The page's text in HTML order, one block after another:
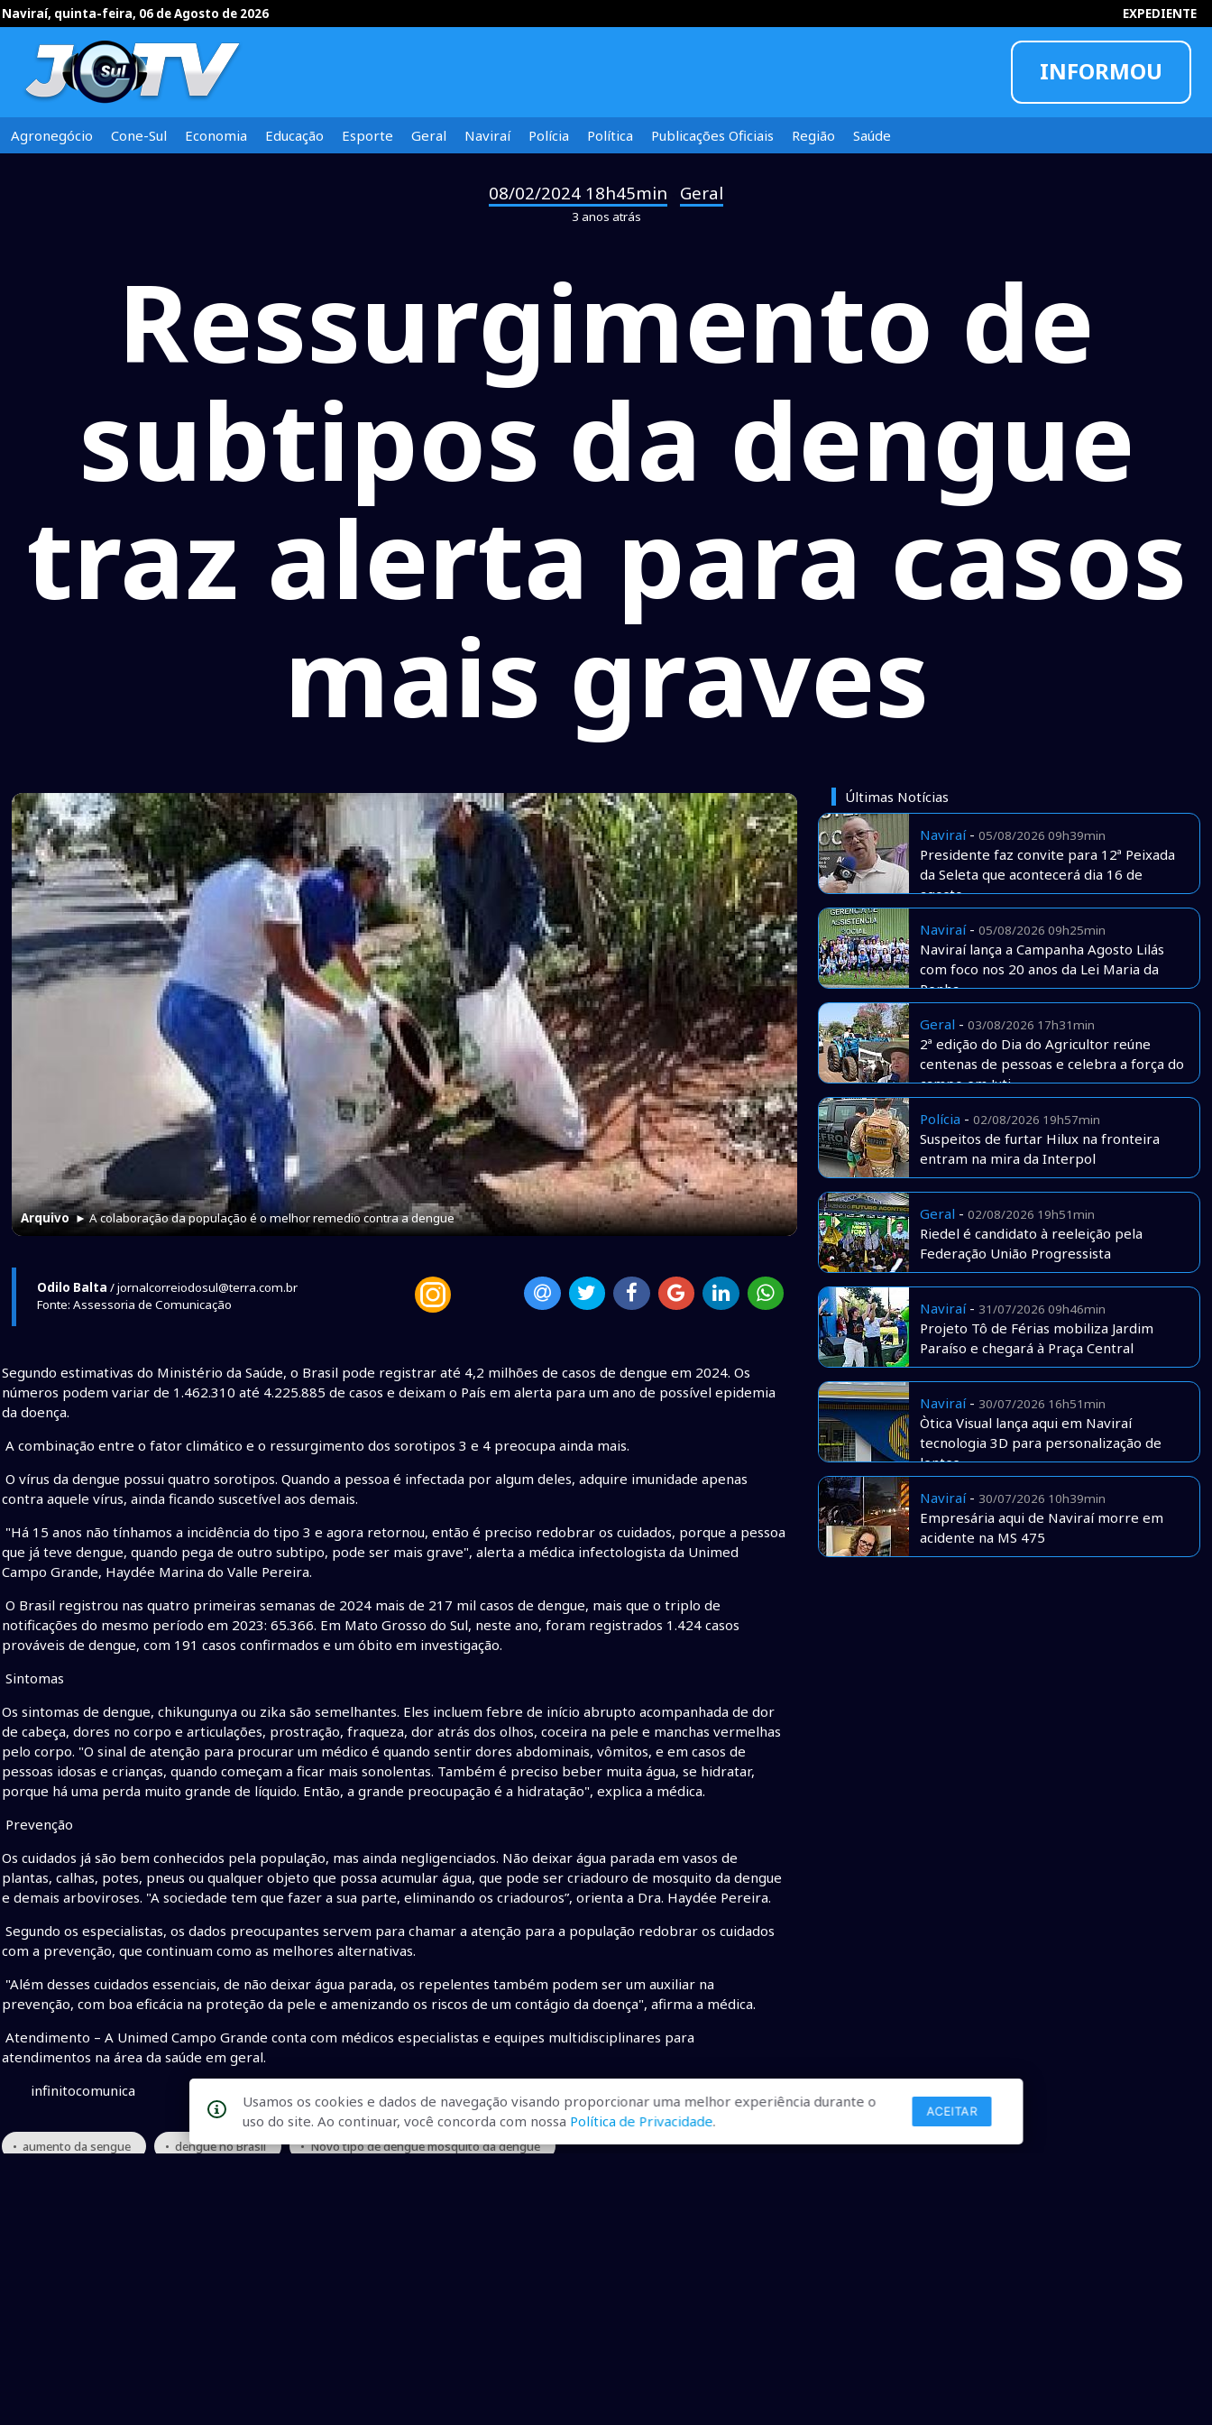
Naviraí, quinta-feira, 06 de Agosto de 2026 EXPEDIENTE
INFORMOU
Agronegócio Cone-Sul Economia Educação Esporte Geral Naviraí Polícia Política Publicações Oficiais Região Saúde
08/02/2024 18h45min Geral
3 anos atrás
Ressurgimento de
subtipos da dengue
traz alerta para casos
mais graves
Arquivo► A colaboração da população é o melhor remedio contra a dengue
Odilo Balta / jornalcorreiodosul@terra.com.br
Fonte: Assessoria de Comunicação
Segundo estimativas do Ministério da Saúde, o Brasil pode registrar até 4,2 milhões de casos de dengue em 2024. Os
números podem variar de 1.462.310 até 4.225.885 de casos e deixam o País em alerta para um ano de possível epidemia
da doença.
A combinação entre o fator climático e o ressurgimento dos sorotipos 3 e 4 preocupa ainda mais.
O vírus da dengue possui quatro sorotipos. Quando a pessoa é infectada por algum deles, adquire imunidade apenas
contra aquele vírus, ainda ficando suscetível aos demais.
"Há 15 anos não tínhamos a incidência do tipo 3 e agora retornou, então é preciso redobrar os cuidados, porque a pessoa
que já teve dengue, quando pega de outro subtipo, pode ser mais grave", alerta a médica infectologista da Unimed
Campo Grande, Haydée Marina do Valle Pereira.
O Brasil registrou nas quatro primeiras semanas de 2024 mais de 217 mil casos de dengue, mais que o triplo de
notificações do mesmo período em 2023: 65.366. Em Mato Grosso do Sul, neste ano, foram registrados 1.424 casos
prováveis de dengue, com 191 casos confirmados e um óbito em investigação.
Sintomas
Os sintomas de dengue, chikungunya ou zika são semelhantes. Eles incluem febre de início abrupto acompanhada de dor
de cabeça, dores no corpo e articulações, prostração, fraqueza, dor atrás dos olhos, coceira na pele e manchas vermelhas
pelo corpo. "O sinal de atenção para procurar um médico é quando sentir dores abdominais, vômitos, e em casos de
pessoas idosas e crianças, quando começam a ficar mais sonolentas. Também é preciso beber muita água, se hidratar,
porque há uma perda muito grande de líquido. Então, a grande preocupação é a hidratação", explica a médica.
Prevenção
Os cuidados já são bem conhecidos pela população, mas ainda negligenciados. Não deixar água parada em vasos de
plantas, calhas, potes, pneus ou qualquer objeto que possa acumular água, que pode ser criadouro de mosquito da dengue
e demais arboviroses. "A sociedade tem que fazer a sua parte, eliminando os criadouros”, orienta a Dra. Haydée Pereira.
Segundo os especialistas, os dados preocupantes servem para chamar a atenção para a população redobrar os cuidados
com a prevenção, que continuam como as melhores alternativas.
"Além desses cuidados essenciais, de não deixar água parada, os repelentes também podem ser um auxiliar na
prevenção, com boa eficácia na proteção da pele e amenizando os riscos de um contágio da doença", afirma a médica.
Atendimento – A Unimed Campo Grande conta com médicos especialistas e equipes multidisciplinares para
atendimentos na área da saúde em geral.
infinitocomunica
• aumento da sengue • dengue no Brasil • Novo tipo de dengue mosquito da dengue
Últimas Notícias
Naviraí- 05/08/2026 09h39min
Presidente faz convite para 12ª Peixada
da Seleta que acontecerá dia 16 de
agosto
Naviraí- 05/08/2026 09h25min
Naviraí lança a Campanha Agosto Lilás
com foco nos 20 anos da Lei Maria da
Penha
Geral - 03/08/2026 17h31min
2ª edição do Dia do Agricultor reúne
centenas de pessoas e celebra a força do
campo em Juti
Polícia - 02/08/2026 19h57min
Suspeitos de furtar Hilux na fronteira
entram na mira da Interpol
Geral - 02/08/2026 19h51min
Riedel é candidato à reeleição pela
Federação União Progressista
Naviraí- 31/07/2026 09h46min
Projeto Tô de Férias mobiliza Jardim
Paraíso e chegará à Praça Central
Naviraí- 30/07/2026 16h51min
Òtica Visual lança aqui em Naviraí
tecnologia 3D para personalização de
lentes
Naviraí- 30/07/2026 10h39min
Empresária aqui de Naviraí morre em
acidente na MS 475
Usamos os cookies e dados de navegação visando proporcionar uma melhor experiência durante o
uso do site. Ao continuar, você concorda com nossa Política de Privacidade.
ACEITAR